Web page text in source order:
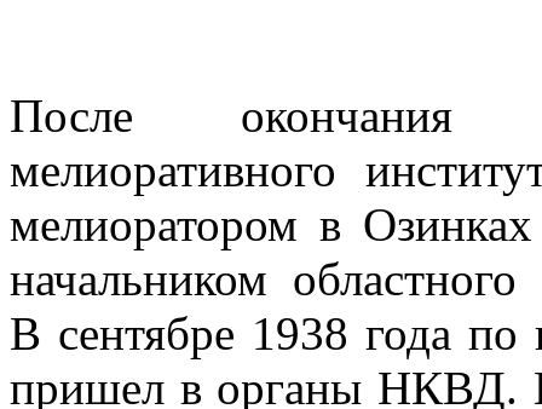
После окончания
мелиоративного
мелиоратором в Озинках
начальником
В сентябре 1938 года
пришел в органы НКВД.